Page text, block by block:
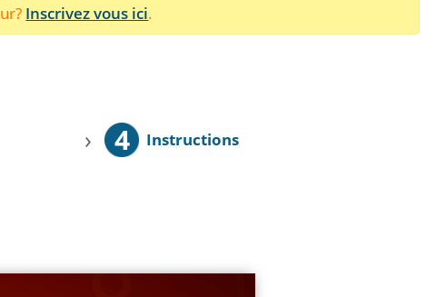
Inscrivez vous ici.
› 4 Instructions